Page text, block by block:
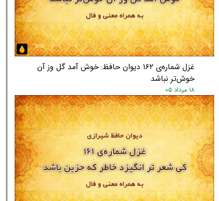
غزل شماره‌ی ۱۶۲ دیوان حافظ: خوش آمد گل وز آن
خوش‌تر نباشد
۱۸ مرداد ۰۵